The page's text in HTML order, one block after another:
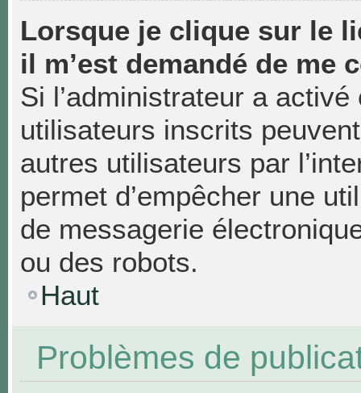
Lorsque je clique sur le
il m’est demandé de me
Si l’administrateur a
utilisateurs inscrits
autres utilisateurs par
permet d’empêcher une
de messagerie
ou des robots.
Haut
Problèmes de